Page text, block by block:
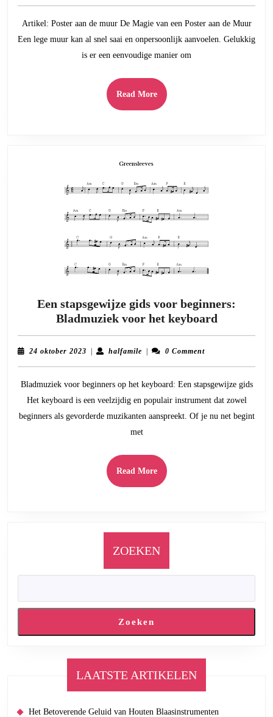
Poster
aan
Artikel: Poster aan de muur De Magie van een Poster aan de Muur
Een lege muur kan al snel saai en onpersoonlijk aanvoelen. Gelukkig
is er een eenvoudige manier om
Read MoreRead
More
Een stapsgewijze gids voor beginners:
Bladmuziek voor het keyboardEen
voor
het
24 oktober 2023 24| halfamilehalfamile
| 0 Comment
Bladmuziek voor beginners op het keyboard: Een stapsgewijze gids
Het keyboard is een veelzijdig en populair instrument dat zowel
beginners als gevorderde muzikanten aanspreekt. Of je nu net begint
met
Read MoreRead
More
ZOEKEN
Zoeken
LAATSTE ARTIKELEN
Het Betoverende Geluid van Houten Blaasinstrumenten